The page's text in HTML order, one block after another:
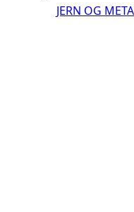
JERN OG